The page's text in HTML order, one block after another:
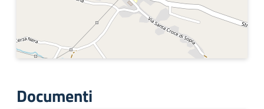
Documenti